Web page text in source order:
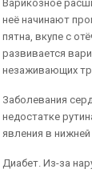
Варикозное
неё начинают
пятна, вкупе с
развивается
незаживающих
Заболевания
недостатке
явления в
Диабет. Из-за